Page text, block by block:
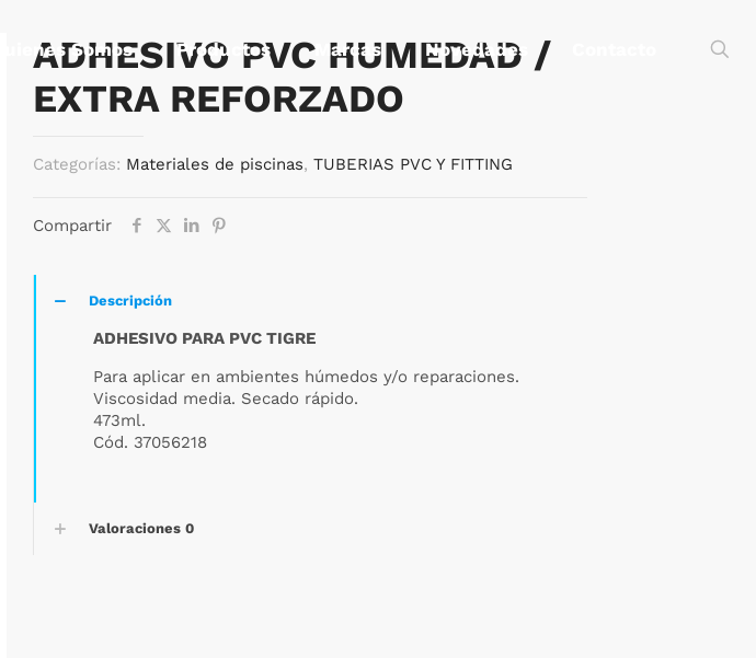
Quienes Somos Productos Marcas Novedades
ADHESIVO PVC HUMEDAD /
EXTRA REFORZADO
Categorías: Materiales de piscinas, TUBERIAS PVC Y FITTING
Compartir
Descripción
ADHESIVO PARA PVC TIGRE
Para aplicar en ambientes húmedos y/o reparaciones.
Viscosidad media. Secado rápido.
473ml.
Cód. 37056218
Valoraciones 0